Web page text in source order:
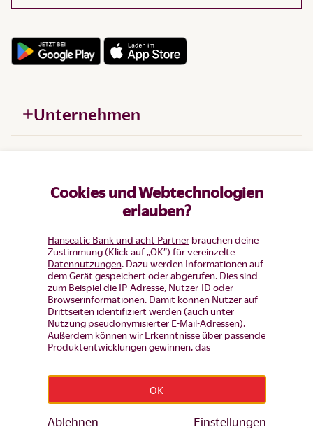
Cookies und Webtechnologien
erlauben?
Hanseatic Bank und acht Partnerbrauchen deine
Zustimmung (Klick auf „OK”) für vereinzelte
Datennutzungen. Dazu werden Informationen auf
dem Gerät gespeichert oder abgerufen. Dies sind
zum Beispiel die IP-Adresse, Nutzer-ID oder
Browserinformationen. Damit können Nutzer auf
Drittseiten identifiziert werden (auch unter
Nutzung pseudonymisierter E-Mail-Adressen).
Außerdem können wir Erkenntnisse über passende
Produktentwicklungen gewinnen, das
und Werbung wiederansprechen, die noch keinen
Produkt-Antrag gestellt haben, aber auch Nutzer,
die bereits Bestandskunden sind von
Werbekampagenen ausschließen). Mehr Infos zur
OK
Ablehnen Einstellungen
Unternehmen
Produkte
|Datenschutz-Einstellungen
© Hanseatic Bank 2026